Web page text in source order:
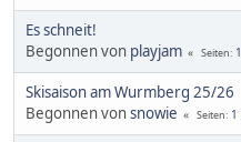
Es schneit!
Begonnen von playjam Seiten 1
Skisaison am Wurmberg 25/26
Begonnen vonsnowie Seiten 1